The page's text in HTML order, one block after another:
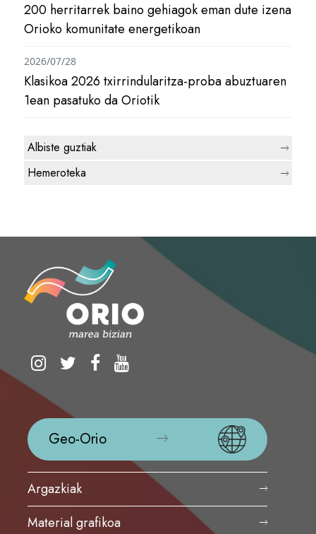
200 herritarrek baino gehiagok eman dute izena
Orioko komunitate energetikoan
Klasikoa 2026 txirrindularitza-proba abuztuaren
1ean pasatuko da Oriotik
2026/07/28
Albiste guztiak
Hemeroteka
Geo-Orio
Argazkiak
Material grafikoa